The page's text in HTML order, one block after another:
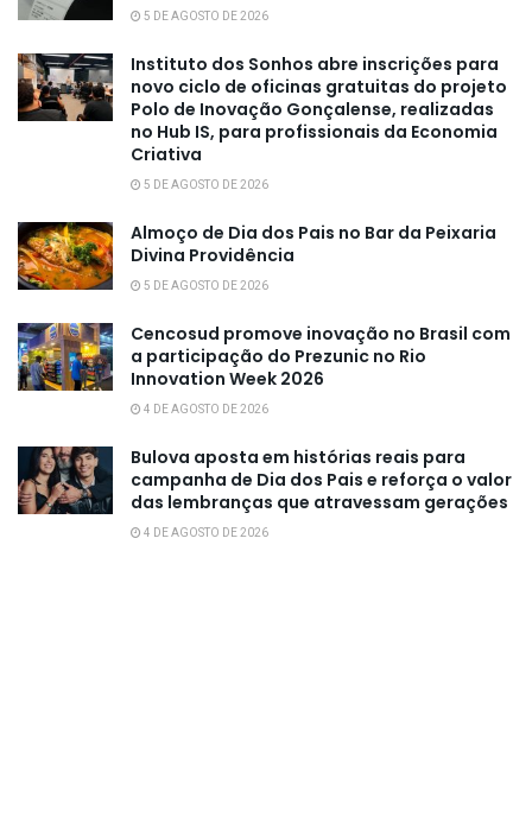
5 DE AGOSTO DE 2026
Instituto dos Sonhos abre inscrições para
novo ciclo de oficinas gratuitas do projeto
Polo de Inovação Gonçalense, realizadas
no Hub IS, para profissionais da Economia
Criativa
5 DE AGOSTO DE 2026
Almoço de Dia dos Pais no Bar da Peixaria
Divina Providência
5 DE AGOSTO DE 2026
Cencosud promove inovação no Brasil com
a participação do Prezunic no Rio
Innovation Week 2026
4 DE AGOSTO DE 2026
Bulova aposta em histórias reais para
campanha de Dia dos Pais e reforça o valor
das lembranças que atravessam gerações
4 DE AGOSTO DE 2026